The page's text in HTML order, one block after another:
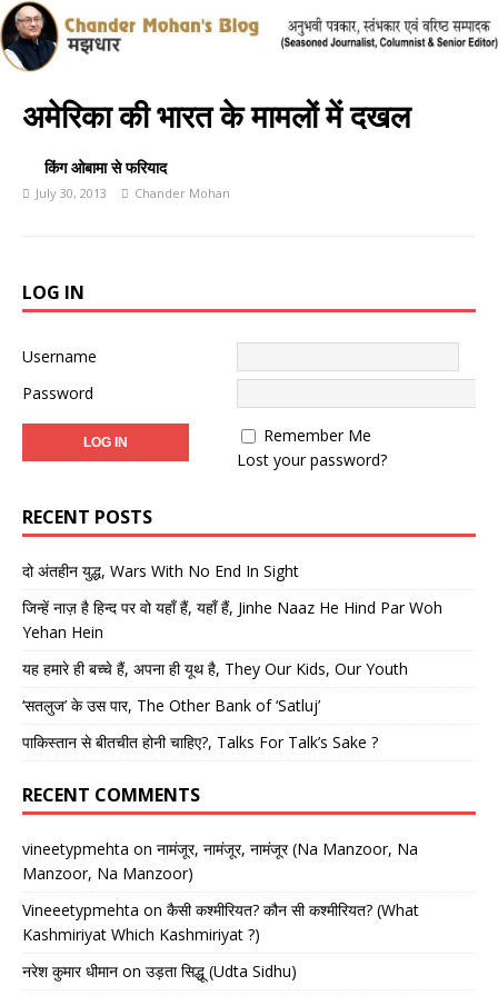
अमेरिका की भारत के मामलों में दखल
किंग ओबामा से फरियाद
July 30, 2013 Chander Mohan
LOG IN
Username
Password
Remember Me
Lost your password?
RECENT POSTS
दो अंतहीन युद्ध, Wars With No End In Sight
जिन्हें नाज़ है हिन्द पर वो यहाँ हैं, यहाँ हैं, Jinhe Naaz He Hind Par Woh
Yehan Hein
यह हमारे ही बच्चे हैं, अपना ही यूथ है, They Our Kids, Our Youth
‘सतलुज’ के उस पार, The Other Bank of ‘Satluj’
पाकिस्तान से बीतचीत होनी चाहिए?, Talks For Talk’s Sake ?
RECENT COMMENTS
vineetypmehta on नामंजूर, नामंजूर, नामंजूर (Na Manzoor, Na
Manzoor, Na Manzoor)
Vineeetypmehta on कैसी कश्मीरियत? कौन सी कश्मीरियत? (What
Kashmiriyat Which Kashmiriyat ?)
नरेश कुमार धीमान on उड़ता सिद्धू (Udta Sidhu)